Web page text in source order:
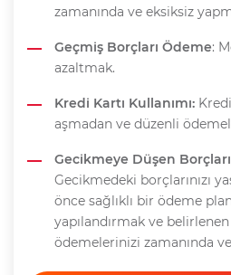
zamanında ve eksiksiz
Geçmiş Borçları Ödeme:
azaltmak.
Kredi Kartı Kullanımı:
aşmadan ve düzenli
Gecikmeye Düşen
Gecikmedeki borçlarınızı
önce sağlıklı bir ödeme
yapılandırmak ve
ödemelerinizi zamanında